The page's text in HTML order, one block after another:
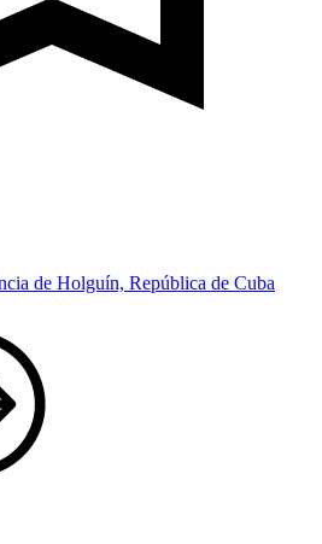
de Holguín, República de Cuba